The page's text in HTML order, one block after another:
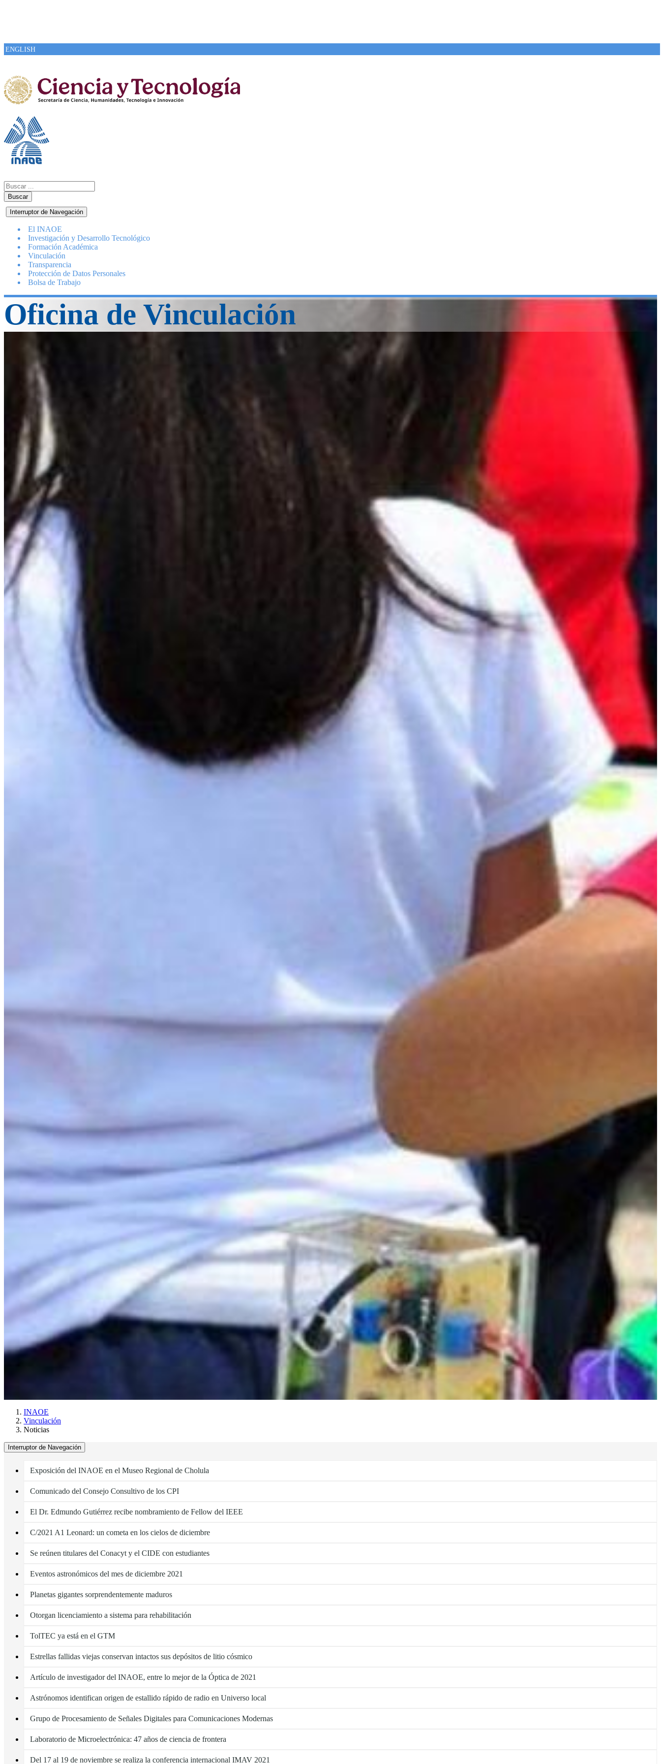
ENGLISH
Buscar
Interruptor de Navegación
El INAOE
Investigación y Desarrollo Tecnológico
Formación Académica
Vinculación
Transparencia
Protección de Datos Personales
Bolsa de Trabajo
Oficina de Vinculación
INAOE
Vinculación
Noticias
Interruptor de Navegación
Exposición del INAOE en el Museo Regional de Cholula
Comunicado del Consejo Consultivo de los CPI
El Dr. Edmundo Gutiérrez recibe nombramiento de Fellow del IEEE
C/2021 A1 Leonard: un cometa en los cielos de diciembre
Se reúnen titulares del Conacyt y el CIDE con estudiantes
Eventos astronómicos del mes de diciembre 2021
Planetas gigantes sorprendentemente maduros
Otorgan licenciamiento a sistema para rehabilitación
TolTEC ya está en el GTM
Estrellas fallidas viejas conservan intactos sus depósitos de litio cósmico
Artículo de investigador del INAOE, entre lo mejor de la Óptica de 2021
Astrónomos identifican origen de estallido rápido de radio en Universo local
Grupo de Procesamiento de Señales Digitales para Comunicaciones Modernas
Laboratorio de Microelectrónica: 47 años de ciencia de frontera
Del 17 al 19 de noviembre se realiza la conferencia internacional IMAV 2021